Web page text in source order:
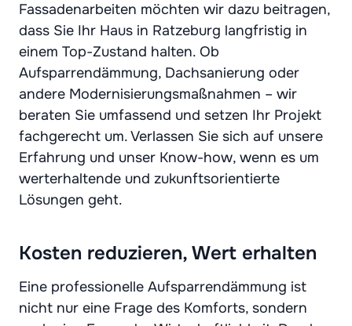
Fassadenarbeiten möchten wir dazu beitragen,
dass Sie Ihr Haus in Ratzeburg langfristig in
einem Top-Zustand halten. Ob
Aufsparrendämmung, Dachsanierung oder
andere Modernisierungsmaßnahmen – wir
beraten Sie umfassend und setzen Ihr Projekt
fachgerecht um. Verlassen Sie sich auf unsere
Erfahrung und unser Know-how, wenn es um
werterhaltende und zukunftsorientierte
Lösungen geht.
Kosten reduzieren, Wert erhalten
Eine professionelle Aufsparrendämmung ist
nicht nur eine Frage des Komforts, sondern